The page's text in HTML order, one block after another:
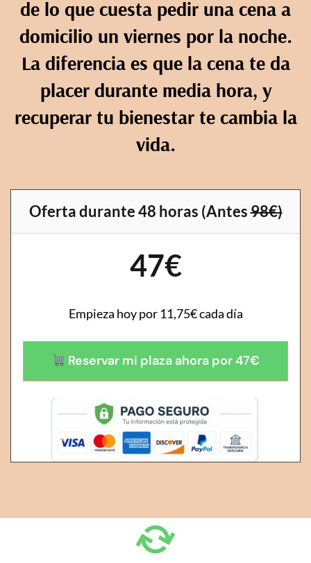
de lo que cuesta pedir una cena a
domicilio un viernes por la noche.
La diferencia es que la cena te da
placer durante media hora, y
recuperar tu bienestar te cambia la
vida.
Oferta durante 48 horas (Antes98€)
47€
Empieza hoy por 11,75€ cada día
Reservar mi plaza ahora por 47€